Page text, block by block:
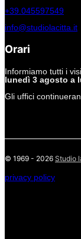
+39.045597549
info@studiolacitta.it
Orari
Informiamo tutti i
lunedì 3 agosto a
Gli uffici
© 1969 - 2026 Studio
privacy policy